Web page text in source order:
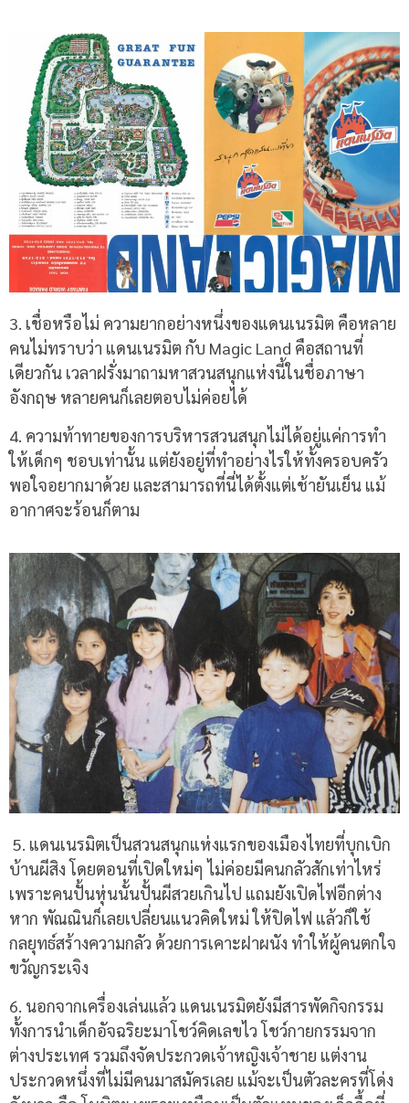
3. เชื่อหรือไม่ ความยากอย่างหนึ่งของแดนเนรมิต คือหลาย
คนไม่ทราบว่า แดนเนรมิต กับ Magic Land คือสถานที่
เดียวกัน เวลาฝรั่งมาถามหาสวนสนุกแห่งนี้ในชื่อภาษา
อังกฤษ หลายคนก็เลยตอบไม่ค่อยได้
4. ความท้าทายของการบริหารสวนสนุกไม่ได้อยู่แค่การทำ
ให้เด็กๆ ชอบเท่านั้น แต่ยังอยู่ที่ทำอย่างไรให้ทั้งครอบครัว
พอใจอยากมาด้วย และสามารถที่นี่ได้ตั้งแต่เช้ายันเย็น แม้
อากาศจะร้อนก็ตาม
5. แดนเนรมิตเป็นสวนสนุกแห่งแรกของเมืองไทยที่บุกเบิก
บ้านผีสิง โดยตอนที่เปิดใหม่ๆ ไม่ค่อยมีคนกลัวสักเท่าไหร่
เพราะคนปั้นหุ่นนั้นปั้นผีสวยเกินไป แถมยังเปิดไฟอีกต่าง
หาก พัณณินก็เลยเปลี่ยนแนวคิดใหม่ ให้ปิดไฟ แล้วก็ใช้
กลยุทธ์สร้างความกลัว ด้วยการเคาะฝาผนัง ทำให้ผู้คนตกใจ
ขวัญกระเจิง
6. นอกจากเครื่องเล่นแล้ว แดนเนรมิตยังมีสารพัดกิจกรรม
ทั้งการนำเด็กอัจฉริยะมาโชว์คิดเลขไว โชว์กายกรรมจาก
ต่างประเทศ รวมถึงจัดประกวดเจ้าหญิงเจ้าชาย แต่งาน
ประกวดหนึ่งที่ไม่มีคนมาสมัครเลย แม้จะเป็นตัวละครที่โด่ง